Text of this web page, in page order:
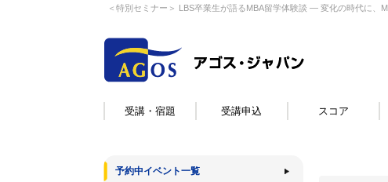
＜特別セミナー＞ LBS卒業生が語るMBA留学体験談 ― 変化の時代に
受講・宿題 受講申込 スコア
予約中イベント一覧